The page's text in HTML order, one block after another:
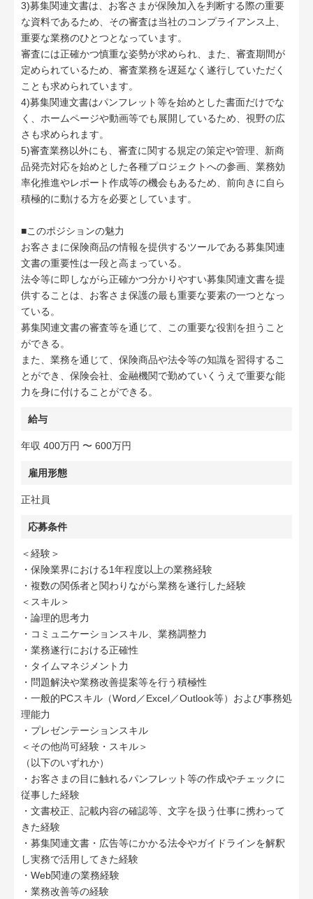
3)募集関連文書は、お客さまが保険加入を判断する際の重要
な資料であるため、その審査は当社のコンプライアンス上、
重要な業務のひとつとなっています。
審査には正確かつ慎重な姿勢が求められ、また、審査期間が
定められているため、審査業務を遅延なく遂行していただく
ことも求められています。
4)募集関連文書はパンフレット等を始めとした書面だけでな
く、ホームページや動画等でも展開しているため、視野の広
さも求められます。
5)審査業務以外にも、審査に関する規定の策定や管理、新商
品発売対応を始めとした各種プロジェクトへの参画、業務効
率化推進やレポート作成等の機会もあるため、前向きに自ら
積極的に動ける方を必要としています。
■このポジションの魅力
お客さまに保険商品の情報を提供するツールである募集関連
文書の重要性は一段と高まっている。
法令等に即しながら正確かつ分かりやすい募集関連文書を提
供することは、お客さま保護の最も重要な要素の一つとなっ
ている。
募集関連文書の審査等を通じて、この重要な役割を担うこと
ができる。
また、業務を通じて、保険商品や法令等の知識を習得するこ
とができ、保険会社、金融機関で勤めていくうえで重要な能
力を身に付けることができる。
給与
年収 400万円 〜 600万円
雇用形態
正社員
応募条件
＜経験＞
・保険業界における1年程度以上の業務経験
・複数の関係者と関わりながら業務を遂行した経験
＜スキル＞
・論理的思考力
・コミュニケーションスキル、業務調整力
・業務遂行における正確性
・タイムマネジメント力
・問題解決や業務改善提案等を行う積極性
・一般的PCスキル（Word／Excel／Outlook等）および事務処
理能力
・プレゼンテーションスキル
＜その他尚可経験・スキル＞
（以下のいずれか）
・お客さまの目に触れるパンフレット等の作成やチェックに
従事した経験
・文書校正、記載内容の確認等、文字を扱う仕事に携わって
きた経験
・募集関連文書・広告等にかかる法令やガイドラインを解釈
し実務で活用してきた経験
・Web関連の業務経験
・業務改善等の経験